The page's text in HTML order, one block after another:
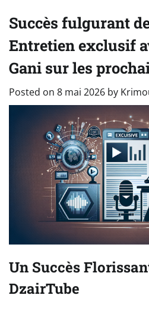
Succès fulgurant
Entretien exclusif
Gani sur les
Posted on 8 mai 2026 by
Un Succès
DzairTube